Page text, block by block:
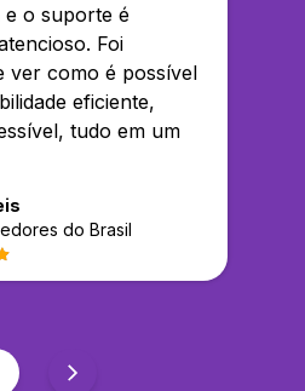
o suporte é
Foi
ver como é possível
eficiente,
tudo em um
do Brasil